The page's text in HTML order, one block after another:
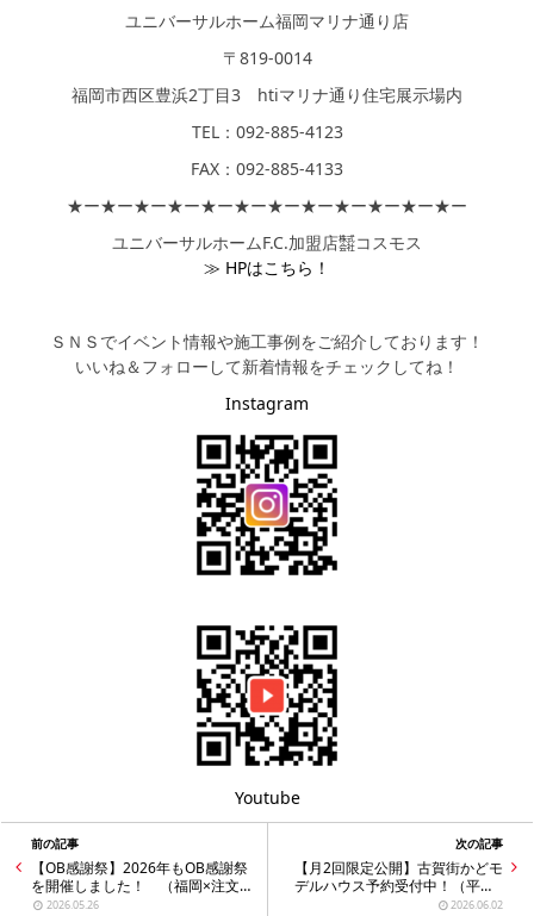
ユニバーサルホーム福岡マリナ通り店
〒819-0014
福岡市西区豊浜2丁目3 htiマリナ通り住宅展示場内
TEL：092-885-4123
FAX：092-885-4133
★ー★ー★ー★ー★ー★ー★ー★ー★ー★ー★ー★ー
ユニバーサルホームF.C.加盟店㍿コスモス
≫ HPはこちら！
ＳＮＳでイベント情報や施工事例をご紹介しております！
いいね＆フォローして新着情報をチェックしてね！
Instagram
Youtube
前の記事
【OB感謝祭】2026年もOB感謝祭
を開催しました！ （福岡×注文
住宅）
2026.05.26
次の記事
【月2回限定公開】古賀街かどモ
デルハウス予約受付中！（平屋×
回遊同線×注文住宅）
2026.06.02